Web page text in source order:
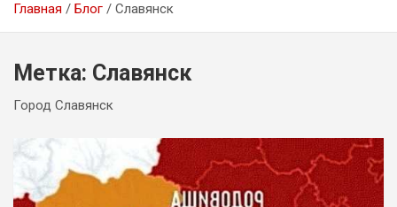
Главная Блог Славянск
Метка: Славянск
Город Славянск